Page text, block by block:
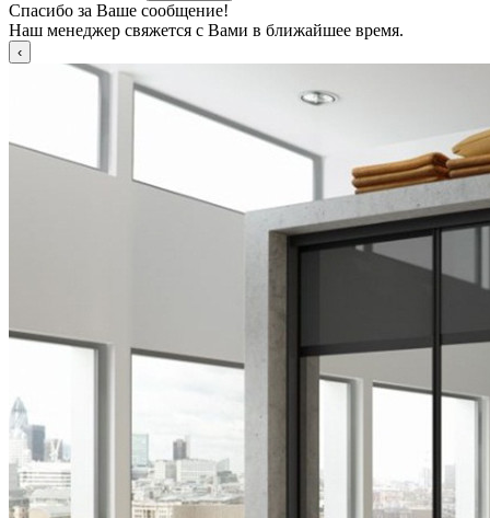
Спасибо за Ваше сообщение!
Наш менеджер свяжется с Вами в ближайшее время.